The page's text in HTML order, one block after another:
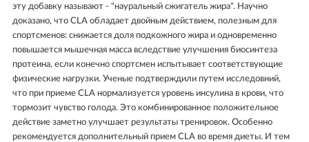
эту добавку называют - "науральный сжигатель жира". Научно
доказано, что CLA обладает двойным действием, полезным для
спортсменов: снижается доля подкожного жира и одновременно
повышается мышечная масса вследствие улучшения биосинтеза
протеина, если конечно спортсмен испытывает соответствующие
физические нагрузки. Ученые подтверждили путем исследовний,
что при приеме CLA нормализуется уровень инсулина в крови, что
тормозит чувство голода. Это комбинированное положительное
действие заметно улучшает результаты тренировок. Особенно
рекомендуется дополнительный прием CLA во время диеты. И тем